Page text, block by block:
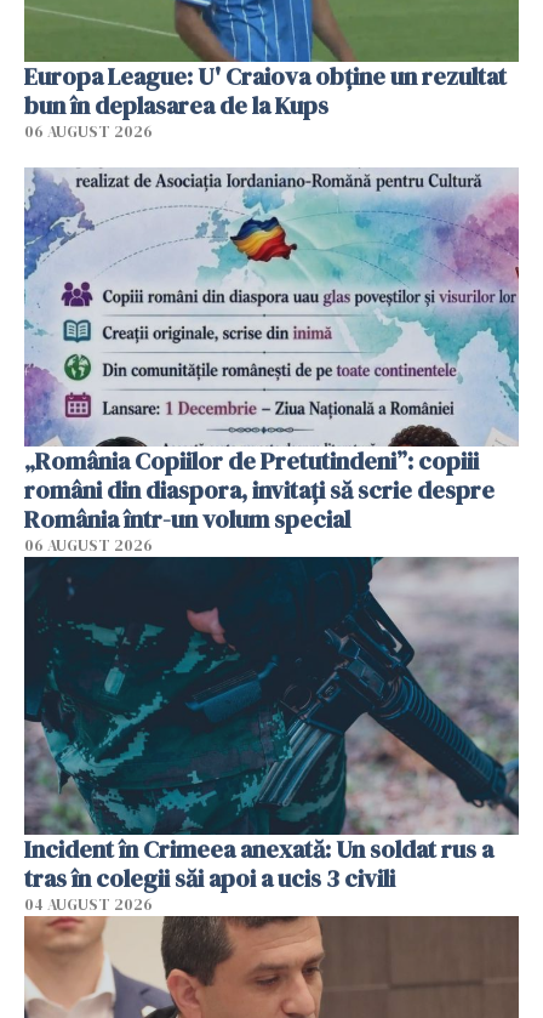
Europa League: U' Craiova obține un rezultat
bun în deplasarea de la Kups
06 AUGUST 2026
„România Copiilor de Pretutindeni”: copiii
români din diaspora, invitați să scrie despre
România într-un volum special
06 AUGUST 2026
Incident în Crimeea anexată: Un soldat rus a
tras în colegii săi apoi a ucis 3 civili
04 AUGUST 2026